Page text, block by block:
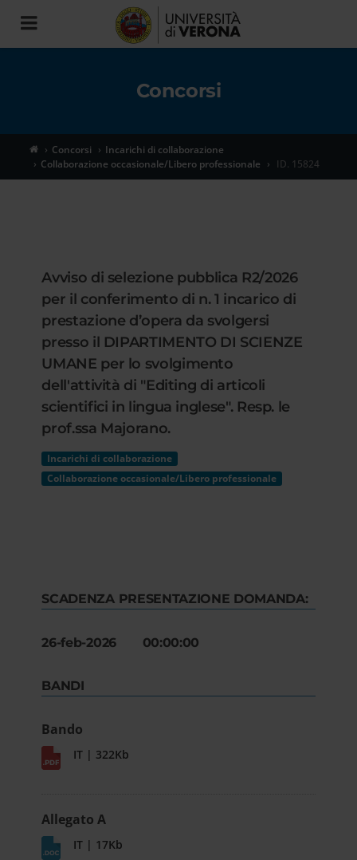
Toggle
navigation
Concorsi
Concorsi
Incarichi di collaborazione
Collaborazione occasionale/Libero professionale
ID. 15824
Avviso di selezione pubblica R2/2026
per il conferimento di n. 1 incarico di
prestazione d’opera da svolgersi
presso il DIPARTIMENTO DI SCIENZE
UMANE per lo svolgimento
dell'attività di "Editing di articoli
scientifici in lingua inglese". Resp. le
prof.ssa Majorano.
Incarichi di collaborazione
Collaborazione occasionale/Libero professionale
SCADENZA PRESENTAZIONE DOMANDA:
26-feb-2026 00:00:00
BANDI
Bando
IT | 322Kb
Allegato A
IT | 17Kb